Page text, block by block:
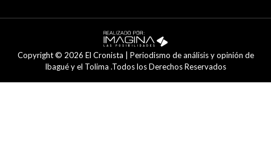
Copyright © 2026 El Cronista | Periodismo de análisis y opinión de
Ibagué y el Tolima .Todos los Derechos Reservados